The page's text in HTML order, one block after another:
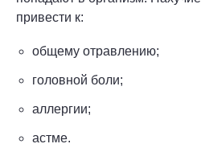
привести к:
общему отравлению;
головной боли;
аллергии;
астме.